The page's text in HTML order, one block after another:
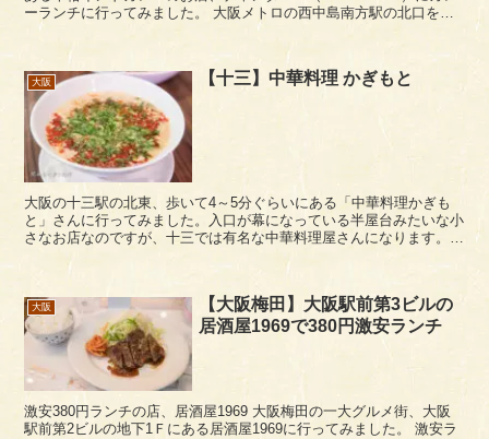
ーランチに行ってみました。 大阪メトロの西中島南方駅の北口を出
大阪 【十三】中華料理 かぎもと
大阪の十三駅の北東、歩いて4～5分ぐらいにある「中華料理かぎも
と」さんに行ってみました。入口が幕になっている半屋台みたいな小
さなお店なのですが、十三では有名な中華料理屋さんになります。
大阪
【大阪梅田】大阪駅前第3ビルの
居酒屋1969で380円激安ランチ
激安380円ランチの店、居酒屋1969 大阪梅田の一大グルメ街、大阪
駅前第2ビルの地下1Ｆにある居酒屋1969に行ってみました。 激安ラ